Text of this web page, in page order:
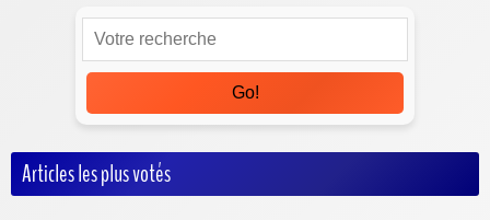
Go!
Articles les plus votés